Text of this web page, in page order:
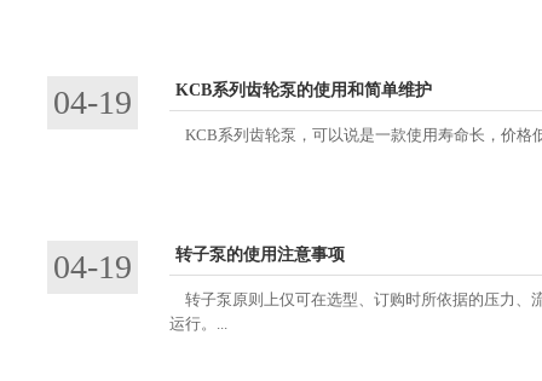
04-19 KCB系列齿轮泵的使用和简单维护
KCB系列齿轮泵，可以说是一款使用寿命长，价格
04-19 转子泵的使用注意事项
转子泵原则上仅可在选型、订购时所依据的压力、
运行。...